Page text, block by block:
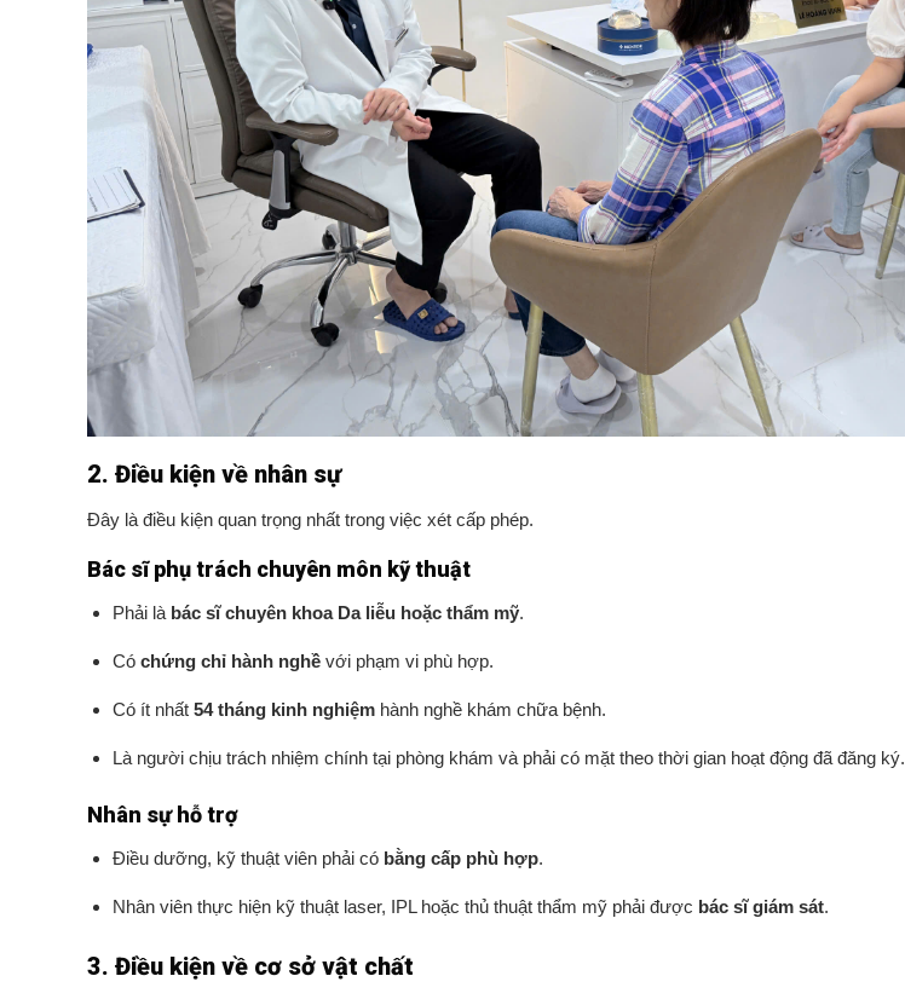
2. Điều kiện về nhân sự
Đây là điều kiện quan trọng nhất trong việc xét cấp phép.
Bác sĩ phụ trách chuyên môn kỹ thuật
Phải là bác sĩ chuyên khoa Da liễu hoặc thẩm mỹ.
Có chứng chỉ hành nghềvới phạm vi phù hợp.
Có ít nhất 54 tháng kinh nghiệmhành nghề khám chữa bệnh.
Là người chịu trách nhiệm chính tại phòng khám và phải có mặt theo thời gian hoạt động đã đăng ký.
Nhân sự hỗ trợ
Điều dưỡng, kỹ thuật viên phải có bằng cấp phù hợp.
Nhân viên thực hiện kỹ thuật laser, IPL hoặc thủ thuật thẩm mỹ phải được bác sĩ giám sát.
3. Điều kiện về cơ sở vật chất